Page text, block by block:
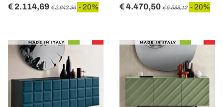
€ 2.114,69 € 2.643,36 - 20% € 4.470,50 € 5.588,12 - 20%